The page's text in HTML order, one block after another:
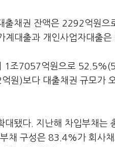
출채권 잔액은 2292억원
대출과 개인사업자대출은
1조7057억원으로
원)보다 대출채권 규모가
대됐다. 지난해 차입부채
구성은 83.4%가 회사채